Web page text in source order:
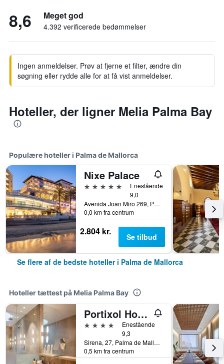
8,6 Meget god
4.392 verificerede bedømmelser
Ingen anmeldelser. Prøv at fjerne et filter, ændre din
søgning eller rydde alle for at få vist anmeldelser.
Hoteller, der ligner Melia Palma Bay
Populære hoteller i Palma de Mallorca
Nixe Palace
5 stjerner
Enestående
9,0
Avenida Joan Miro 269, Palma de Mallorca, Mallorca, Spanien
0,0 km fra centrum
2.804 kr. Se tilbud
Se flere af de bedste hoteller i Palma de Mallorca
Hoteller tættest på Melia Palma Bay
Portixol Hotel & Restaurant
4 stjerner
Enestående
9,3
Sirena, 27, Palma de Mallorca, Mallorca, Spanien
0,5 km fra centrum